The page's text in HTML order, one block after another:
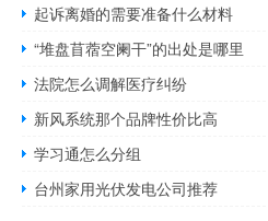
起诉离婚的需要准备什么材料
“堆盘苜蓿空阑干”的出处是哪里
法院怎么调解医疗纠纷
新风系统那个品牌性价比高
学习通怎么分组
台州家用光伏发电公司推荐